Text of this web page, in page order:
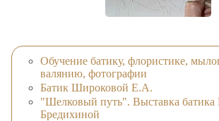
Обучение батику, флористике,
валянию, фотографии
Батик Широковой Е.А.
"Шелковый путь". Выставка
Бредихиной